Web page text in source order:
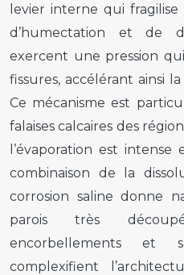
levier interne qui
d’humectation et de
exercent une pression
fissures, accélérant ainsi
Ce mécanisme est
falaises calcaires des
l’évaporation est
combinaison de la
corrosion saline donne
parois très
encorbellements et
complexifient